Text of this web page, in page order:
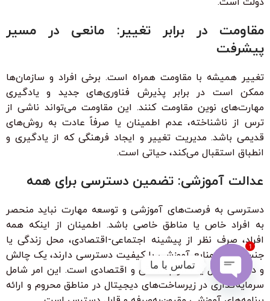
مقاومت در برابر تغییر: مانعی در مسیر
پیشرفت
تغییر همیشه با مقاومت همراه است. برخی افراد و سازمان‌ها
ممکن است در برابر پذیرش فناوری‌های جدید و یادگیری
مهارت‌های نوین مقاومت کنند. این مقاومت می‌تواند ناشی از
ترس از ناشناخته، عدم اطمینان یا صرفاً عادت به روش‌های
قدیمی باشد. مدیریت تغییر و ایجاد فرهنگی که از یادگیری و
انطباق استقبال می‌کند، حیاتی است.
عدالت آموزشی: تضمین دسترسی برای همه
دسترسی به فرصت‌های آموزشی و توسعه مهارت نباید منحصر
به افراد خاص یا مناطق خاصی باشد. اطمینان از اینکه همه
افراد، صرف نظر از پیشینه اجتماعی-اقتصادی، محل زندگی یا
جنسیت، به منابع آموزشی با کیفیت دسترسی دارند، یک چالش
و در عین حال یک الزام اخلاقی و اقتصادی است. این امر شامل
سرمایه‌گذاری در زیرساخت‌های دیجیتال در مناطق محروم و ارائه
تماس با ما
Open
1